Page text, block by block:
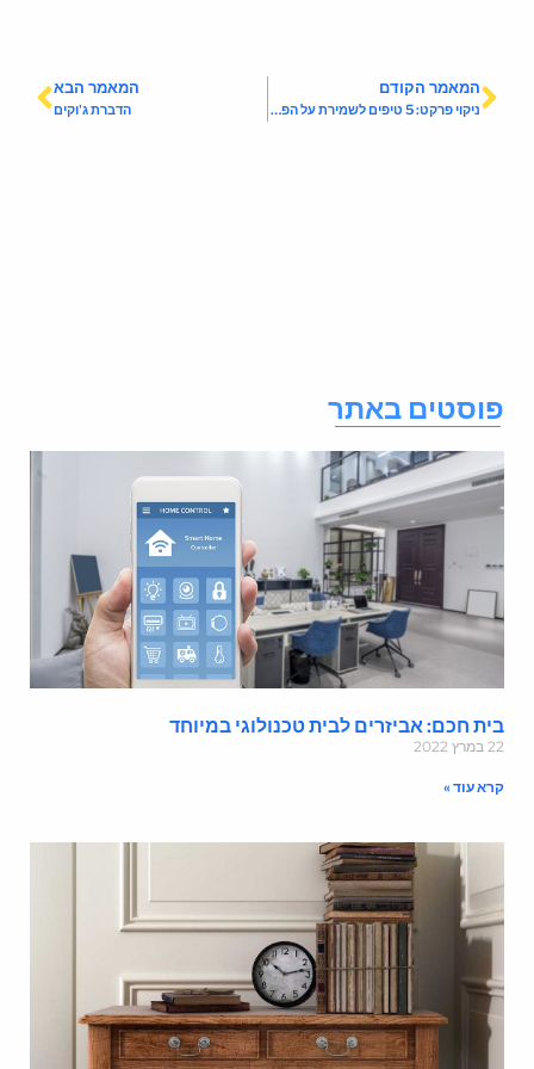
המאמר הקודם
ניקוי פרקט: 5 טיפים לשמירת על הפרקט בבית
המאמר הבא
הדברת ג'וקים
באתר
חכם: אביזרים לבית טכנולוגי במיוחד
עוד »